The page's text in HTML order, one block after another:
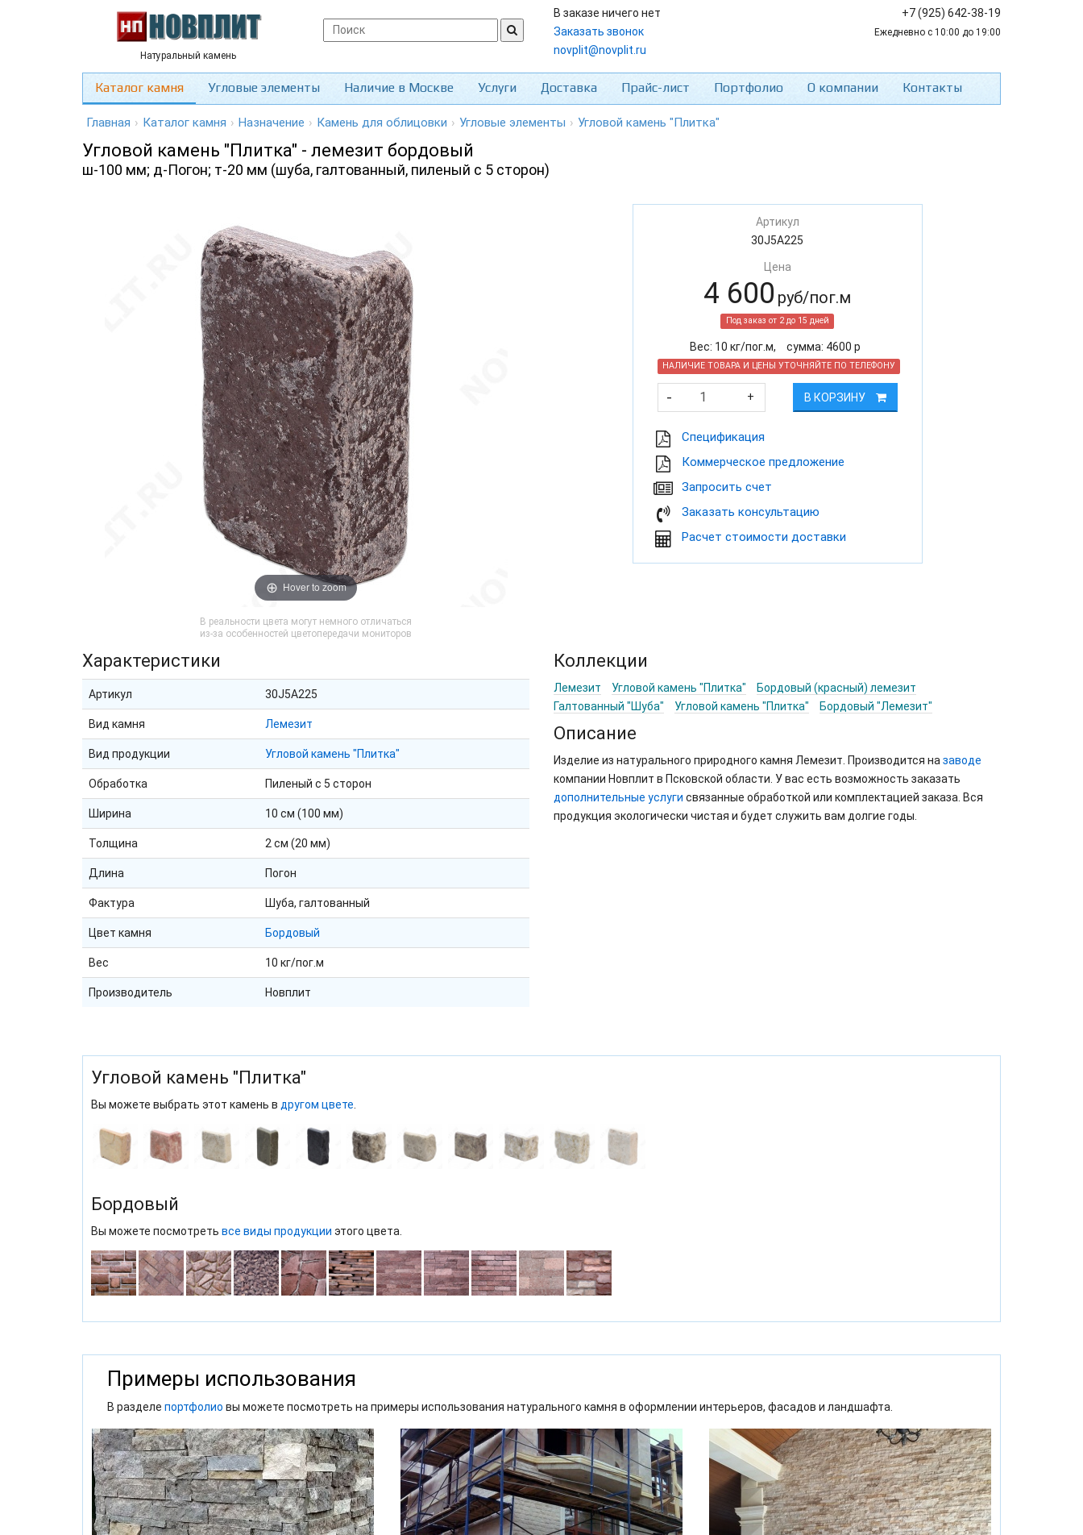
Натуральный камень
В заказе ничего нет
Заказать звонок
novplit@novplit.ru
+7 (925) 642-38-19
Ежедневно с 10:00 до 19:00
Каталог камня Угловые элементы Наличие в Москве Услуги Доставка Прайс-лист Портфолио О компании Контакты
Главная › Каталог камня › Назначение › Камень для облицовки › Угловые элементы › Угловой камень "Плитка"
Угловой камень "Плитка" - лемезит бордовый
ш-100 мм; д-Погон; т-20 мм (шуба, галтованный, пиленый с 5 сторон)
Hover to zoom
В реальности цвета могут немного отличаться
из-за особенностей цветопередачи мониторов
Артикул
30J5A225
Цена
4 600 руб/пог.м
Под заказ от 2 до 15 дней
Вес: 10 кг/пог.м, cумма: 4600 р
НАЛИЧИЕ ТОВАРА И ЦЕНЫ УТОЧНЯЙТЕ ПО ТЕЛЕФОНУ
- + В КОРЗИНУ
Cпецификация
Коммерческое предложение
Запросить счет
Заказать консультацию
Расчет стоимости доставки
Характеристики
Артикул 30J5A225
Вид камня Лемезит
Вид продукции Угловой камень "Плитка"
Обработка Пиленый с 5 сторон
Ширина 10 см (100 мм)
Толщина 2 см (20 мм)
Длина Погон
Фактура Шуба, галтованный
Цвет камня Бордовый
Вес 10 кг/пог.м
Производитель Новплит
Коллекции
Лемезит Угловой камень "Плитка"
Бордовый (красный) лемезит
Галтованный "Шуба"
Угловой камень "Плитка" Бордовый "Лемезит"
Описание
Изделие из натурального природного камня Лемезит. Производится на заводе
компании Новплит в Псковской области. У вас есть возможность заказать
дополнительные услуги связанные обработкой или комплектацией заказа. Вся
продукция экологически чистая и будет служить вам долгие годы.
Угловой камень "Плитка"
Вы можете выбрать этот камень в другом цвете
Бордовый
Вы можете посмотреть все виды продукции этого цвета.
Примеры использования
В разделе портфолио вы можете посмотреть на примеры использования натурального камня в оформлении интерьеров, фасадов и ландшафта.